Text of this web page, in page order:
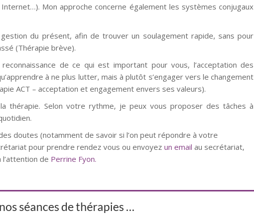
Mon approche concerne également les systèmes conjugaux
gestion du présent, afin de trouver un soulagement rapide, sans pour
(Thérapie brève).
de ce qui est important pour vous, l’acceptation des
à ne plus lutter, mais à plutôt s’engager vers le changement
ACT – acceptation et engagement envers ses valeurs).
thérapie. Selon votre rythme, je peux vous proposer des tâches à
doutes (notamment de savoir si l’on peut répondre à votre
pour prendre rendez vous ou envoyez un email au secrétariat,
de Perrine Fyon.
séances de thérapies …